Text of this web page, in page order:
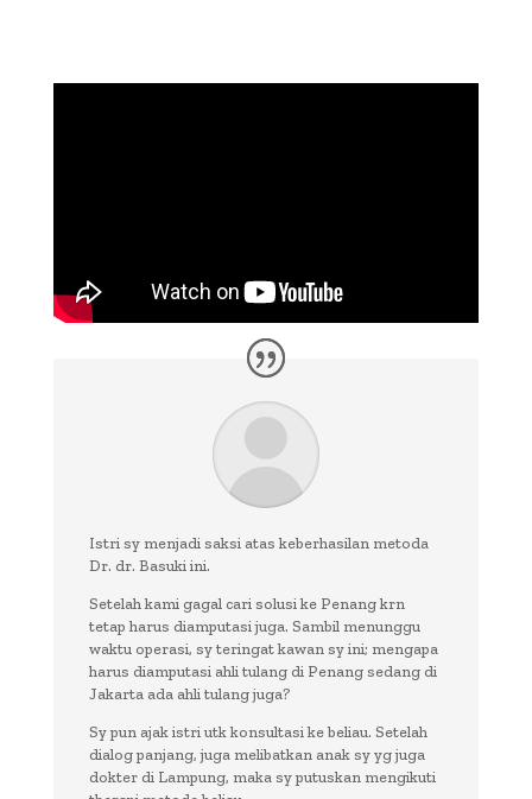
Istri sy menjadi saksi atas keberhasilan metoda
Dr. dr. Basuki ini.
Setelah kami gagal cari solusi ke Penang krn
tetap harus diamputasi juga. Sambil menunggu
waktu operasi, sy teringat kawan sy ini; mengapa
harus diamputasi ahli tulang di Penang sedang di
Jakarta ada ahli tulang juga?
Sy pun ajak istri utk konsultasi ke beliau. Setelah
dialog panjang, juga melibatkan anak sy yg juga
dokter di Lampung, maka sy putuskan mengikuti